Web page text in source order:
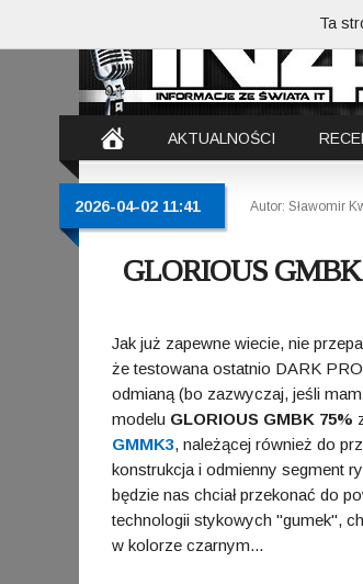
AKTUALNOŚCI
2026-04-02 11:41 Autor: Sławomir
GLORIOUS
Jak już zapewne wiecie, nie
że testowana ostatnio DARK
odmianą (bo zazwyczaj, jeśli
modelu GLORIOUS GMBK 75%
GMMK3, należącej również do
konstrukcja i odmienny segment
będzie nas chciał przekonać do
technologii stykowych "gumek",
w kolorze czarnym...
Ta